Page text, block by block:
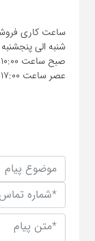
عصر ساعت 17:00 الی 21:00